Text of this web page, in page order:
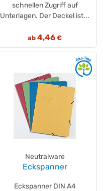
schnellen Zugriff auf
Unterlagen. Der Deckel ist...
ab 4,46 €
Neutralware
Eckspanner
Eckspanner DIN A4